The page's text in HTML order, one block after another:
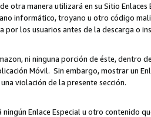
otra manera utilizará en su Sitio
informático, troyano u otro código
por los usuarios antes de la descarga
ni ninguna porción de éste,
Móvil. Sin embargo, mostrar un
violación de la presente sección.
Enlace Especial u otro contenido